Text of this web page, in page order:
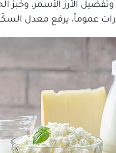
الأرز الأسمر، وخبز
عموماً، يرفع معدل